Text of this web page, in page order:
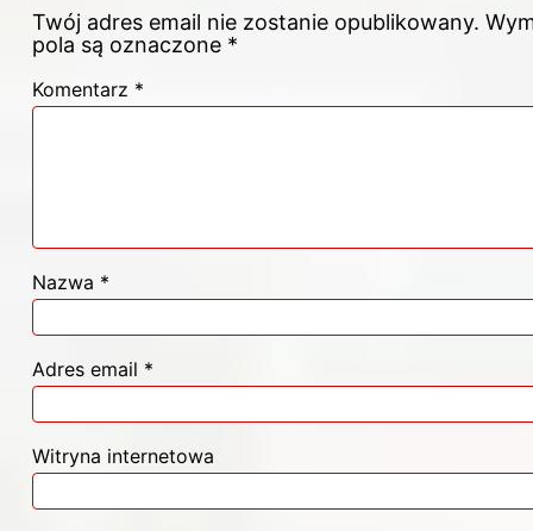
Twój adres email nie zostanie opublikowany.
pola są oznaczone *
Komentarz *
Nazwa *
Adres email *
Witryna internetowa